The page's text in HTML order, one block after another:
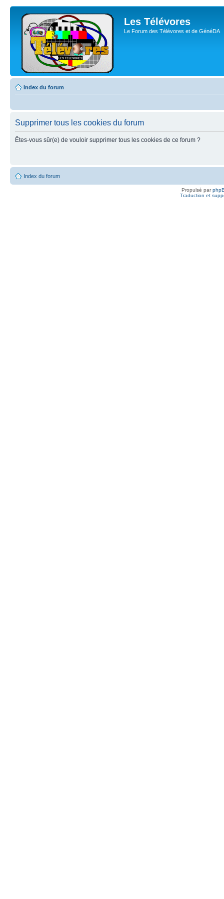
Les Télévores
Le Forum des Télévores et de GénéDA
Index du forum
Supprimer tous les cookies du forum
Êtes-vous sûr(e) de vouloir supprimer tous les cookies de ce forum ?
Index du forum
Propulsé par
Traduction et